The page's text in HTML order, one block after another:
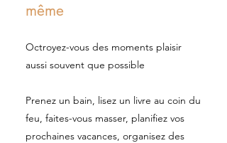
même
Octroyez-vous des moments plaisir
aussi souvent que possible
Prenez un bain, lisez un livre au coin du
feu, faites-vous masser, planifiez vos
prochaines vacances, organisez des